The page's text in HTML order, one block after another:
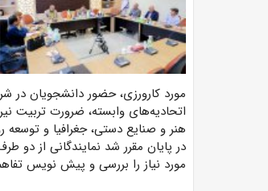
مورد کارورزی، حضور دانشجویان در
اتحادیه‌های وابسته، ضرورت تربیت
هنر و صنایع دستی، جغرافیا و
در پایان مقرر شد نمایندگانی از دو
مورد نیاز را بررسی و پیش نویس